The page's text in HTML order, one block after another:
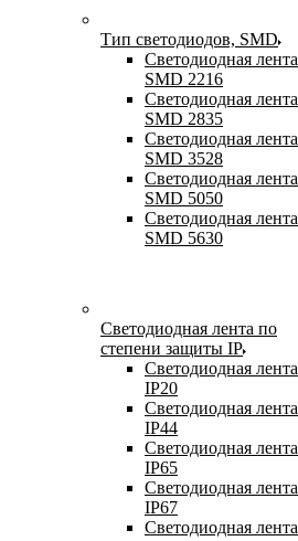
Тип светодиодов, SMD
Cветодиодная лента
SMD 2216
Светодиодная лента
SMD 2835
Светодиодная лента
SMD 3528
Светодиодная лента
SMD 5050
Светодиодная лента
SMD 5630
Светодиодная лента по
степени защиты IP
Светодиодная лента
IP20
Светодиодная лента
IP44
Светодиодная лента
IP65
Светодиодная лента
IP67
Светодиодная лента